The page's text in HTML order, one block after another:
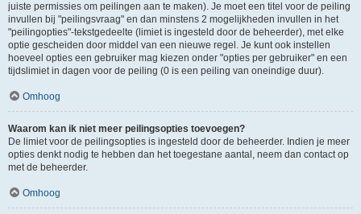
juiste permissies om peilingen aan te maken). Je moet een titel voor de peiling
invullen bij "peilingsvraag" en dan minstens 2 mogelijkheden invullen in het
"peilingopties"-tekstgedeelte (limiet is ingesteld door de beheerder), met elke
optie gescheiden door middel van een nieuwe regel. Je kunt ook instellen
hoeveel opties een gebruiker mag kiezen onder "opties per gebruiker" en een
tijdslimiet in dagen voor de peiling (0 is een peiling van oneindige duur).
Omhoog
Waarom kan ik niet meer peilingsopties toevoegen?
De limiet voor de peilingsopties is ingesteld door de beheerder. Indien je meer
opties denkt nodig te hebben dan het toegestane aantal, neem dan contact op
met de beheerder.
Omhoog